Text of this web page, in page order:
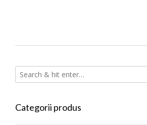
Categorii produs